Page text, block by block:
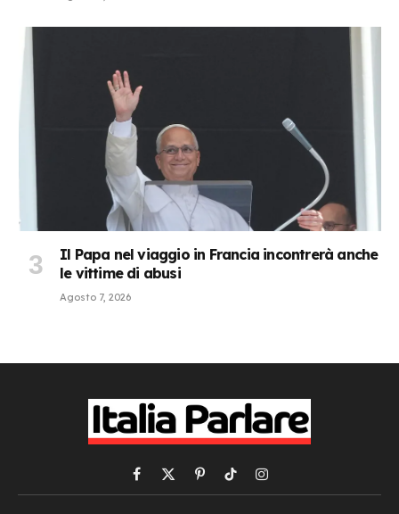
Il Papa nel viaggio in Francia incontrerà anche
le vittime di abusi
Agosto 7, 2026
Facebook
X
(Twitter)
PinterestTikTokInstagram